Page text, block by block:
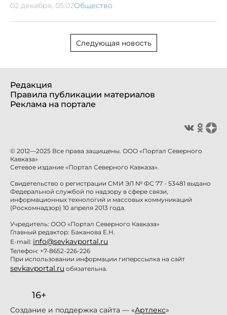
02 декабря, 05:02Общество
Следующая новость
Редакция
Правила публикации материалов
Реклама на портале
© 2012—2025 Все права защищены. ООО «Портал Северного
Кавказа»
Сетевое издание «Портал Северного Кавказа».
Свидетельство о регистрации СМИ ЭЛ № ФС 77 - 53481 выдано
Федеральной службой по надзору в сфере связи,
информационных технологий и массовых коммуникаций
(Роскомнадзор) 10 апреля 2013 года.
Учредитель: ООО «Портал Северного Кавказа»
Главный редактор: Баканова Е.Н.
E-mail: info@sevkavportal.ru
Телефон: +7-8652-226-226
При использовании информации гиперссылка на сайт
sevkavportal.ru обязательна.
16+
Создание и поддержка сайта — «Артлекс»